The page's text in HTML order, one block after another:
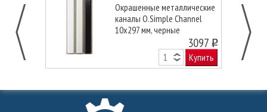
Окрашенные металлические
каналы O.Simple Channel
10х297 мм, черные
3097 o
Купить